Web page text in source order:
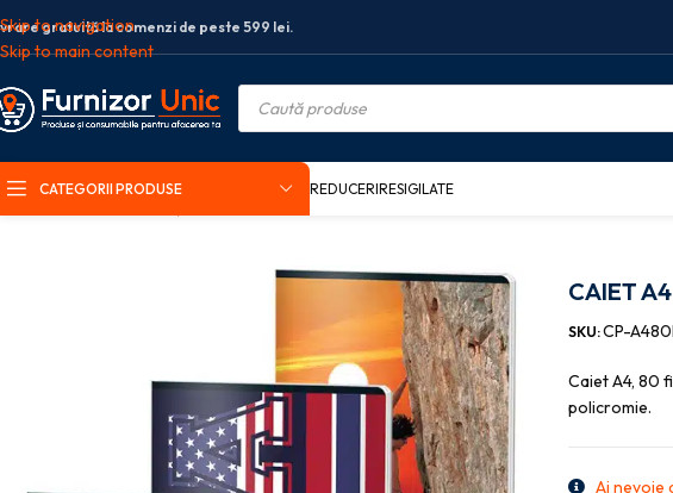
Skip to navigation
Skip to main content
gratuită la comenzi de peste 599 lei.
CATEGORII PRODUSE REDUCERIRESIGILATE
CAIET
SKU:CP-
Caiet A4, 80
policromie.
Ai nevoie